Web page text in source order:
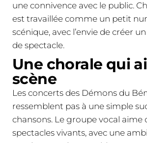
une connivence avec le public.
est travaillée comme un petit
scénique, avec l’envie de créer
de spectacle.
Une chorale qui
scène
Les concerts des Démons du
ressemblent pas à une simple
chansons. Le groupe vocal aime
spectacles vivants, avec une